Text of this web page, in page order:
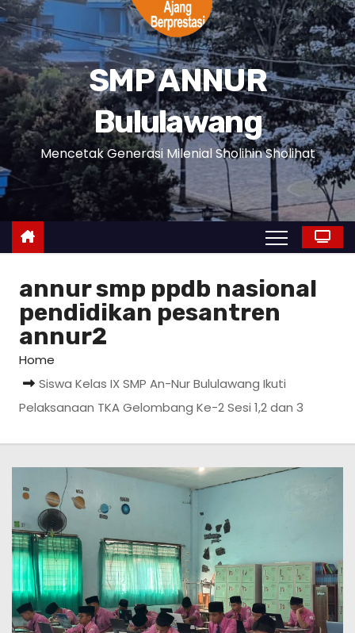
SMP ANNUR
Bululawang
Mencetak Generasi Milenial Sholihin Sholihat
annur smp ppdb nasional
pendidikan pesantren
annur2
Home
Siswa Kelas IX SMP An-Nur Bululawang Ikuti
Pelaksanaan TKA Gelombang Ke-2 Sesi 1,2 dan 3